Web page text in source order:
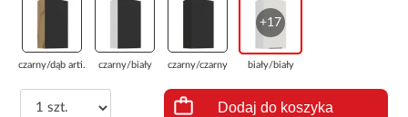
czarny/dąb arti... czarny/biały czarny/czarny
+17
biały/biały
Dodaj do koszyka